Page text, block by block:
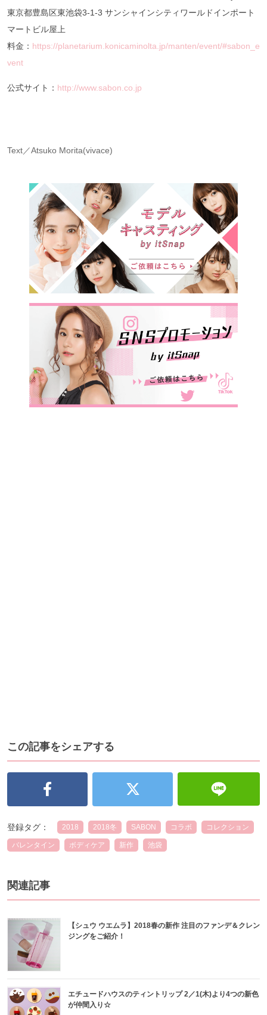
東京都豊島区東池袋3-1-3 サンシャインシティワールドインポート
マートビル屋上
料金： https://planetarium.konicaminolta.jp/manten/event/#sabon_e
vent
公式サイト： http://www.sabon.co.jp
Text／Atsuko Morita(vivace)
この記事をシェアする
登録タグ： 2018 2018冬 SABON コラボ コレクション
バレンタイン ボディケア 新作 池袋
関連記事
【シュウ ウエムラ】2018春の新作 注目のファンデ＆クレン
ジングをご紹介！
エチュードハウスのティントリップ 2／1(木)より4つの新色
が仲間入り☆